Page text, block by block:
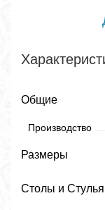
Общие
Производство
Размеры
Столы и Стулья